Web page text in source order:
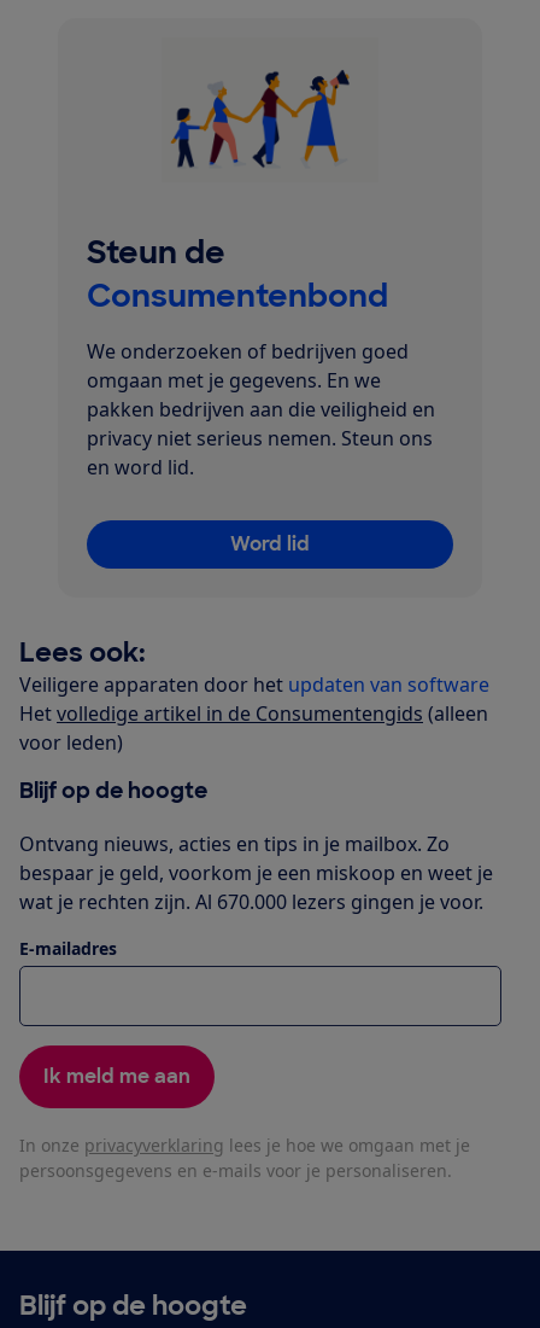
Steun de
Consumentenbond
We onderzoeken of bedrijven goed
omgaan met je gegevens. En we
pakken bedrijven aan die veiligheid en
privacy niet serieus nemen. Steun ons
en word lid.
Word lid
Lees ook:
Veiligere apparaten door het updaten van software
Hetvolledige artikel in de Consumentengids (alleen
voor leden)
Blijf op de hoogte
Ontvang nieuws, acties en tips in je mailbox. Zo
bespaar je geld, voorkom je een miskoop en weet je
wat je rechten zijn. Al 670.000 lezers gingen je voor.
E-mailadres
Ik meld me aan
In onze privacyverklaring lees je hoe we omgaan met je
persoonsgegevens en e-mails voor je personaliseren.
Blijf op de hoogte